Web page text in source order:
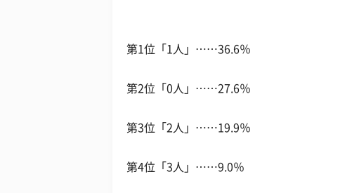
第1位「1人」……36.6％
第2位「0人」……27.6％
第3位「2人」……19.9％
第4位「3人」……9.0％